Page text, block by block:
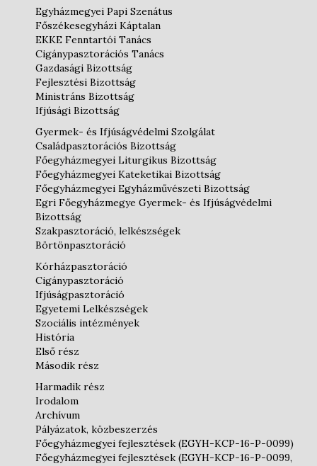
Egyházmegyei Papi Szenátus
Főszékesegyházi Káptalan
EKKE Fenntartói Tanács
Cigánypasztorációs Tanács
Gazdasági Bizottság
Fejlesztési Bizottság
Ministráns Bizottság
Ifjúsági Bizottság
Gyermek- és Ifjúságvédelmi Szolgálat
Családpasztorációs Bizottság
Főegyházmegyei Liturgikus Bizottság
Főegyházmegyei Kateketikai Bizottság
Főegyházmegyei Egyházművészeti Bizottság
Egri Főegyházmegye Gyermek- és Ifjúságvédelmi
Bizottság
Szakpasztoráció, lelkészségek
Börtönpasztoráció
Kórházpasztoráció
Cigánypasztoráció
Ifjúságpasztoráció
Egyetemi Lelkészségek
Szociális intézmények
História
Első rész
Második rész
Harmadik rész
Irodalom
Archívum
Pályázatok, közbeszerzés
Főegyházmegyei fejlesztések (EGYH-KCP-16-P-0099)
Főegyházmegyei fejlesztések (EGYH-KCP-16-P-0099,